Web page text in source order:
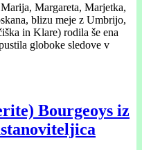
Margareta, Marjetka,
blizu meje z Umbrijo,
in Klare) rodila še ena
globoke sledove v
Bourgeoys iz